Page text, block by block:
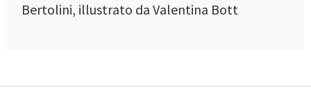
Bertolini, illustrato da Valentina Bott